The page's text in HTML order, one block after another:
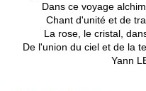
Dans ce voyage
Chant d'unité et de
La rose, le cristal,
De l'union du ciel et de la
Yann